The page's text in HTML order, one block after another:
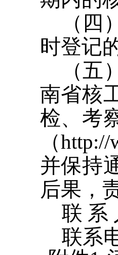
（
时登记
（
南省核
检、考
（
并保持
后果，
联 系
联系